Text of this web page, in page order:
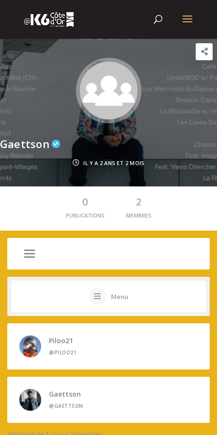
Gaettson
IL Y A 2 ANS ET 2 MOIS
0
PUBLICATIONS
2
MEMBRES
Menu
Piloo21
@PILOO21
Gaettson
@GAETTSON